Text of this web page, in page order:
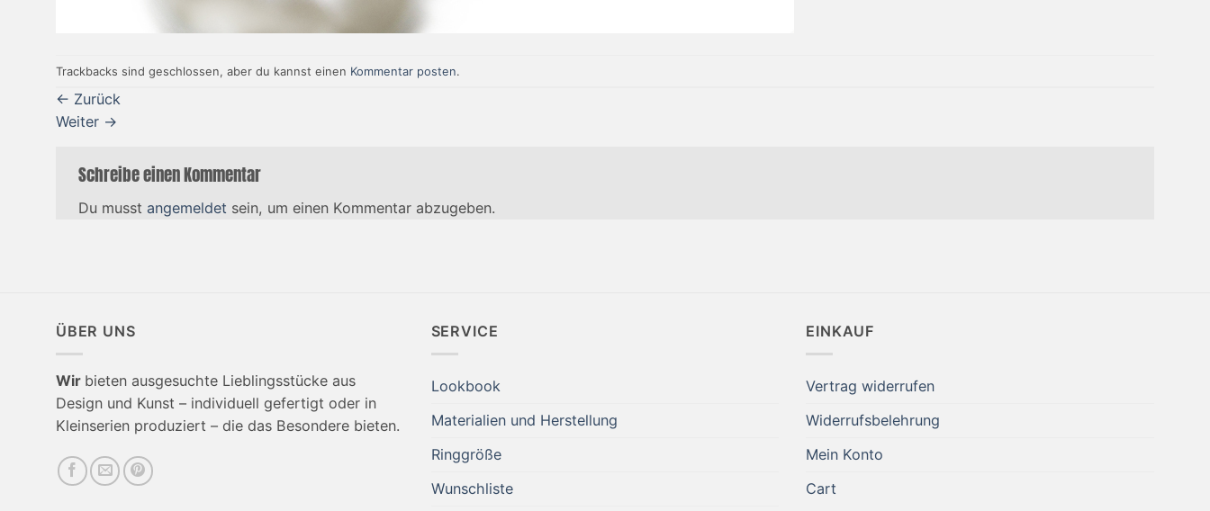
Trackbacks sind geschlossen, aber du kannst einen Kommentar posten.
← Zurück
Weiter →
Schreibe einen Kommentar
Du musst angemeldet sein, um einen Kommentar abzugeben.
ÜBER UNS
Wir bieten ausgesuchte Lieblingsstücke aus
Design und Kunst – individuell gefertigt oder in
Kleinserien produziert – die das Besondere bieten.
SERVICE
Lookbook
Materialien und Herstellung
Ringgröße
Wunschliste
EINKAUF
Vertrag widerrufen
Widerrufsbelehrung
Mein Konto
Cart